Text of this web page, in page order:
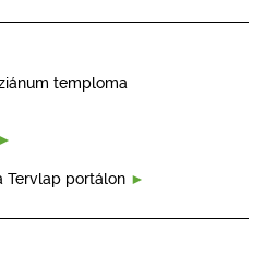
temploma
Tervlap portálon